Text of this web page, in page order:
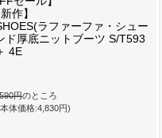
作】
ラファーファ・シュー
ド厚底ニットブーツ S/T593
4E
円のところ
体価格:4,830円)